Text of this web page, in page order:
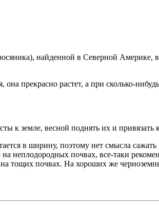
найденной в Северной Америке,
прекрасно растет, а при сколько-
к земле, весной поднять их и привязать
в ширину, поэтому нет смысла
неплодородных почвах, все-таки
тощих почвах. На хороших же